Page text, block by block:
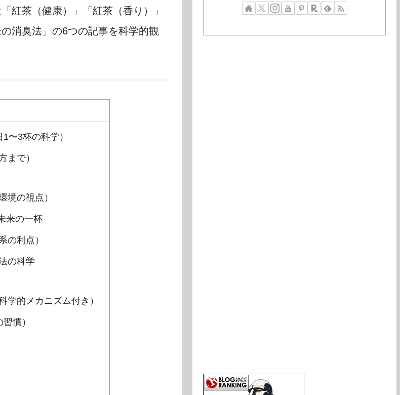
紅茶（健康）」「紅茶（香り）」
消臭法」の6つの記事を科学的観
〜3杯の科学）
まで）
境の視点）
来の一杯
の利点）
の科学
学的メカニズム付き）
慣）